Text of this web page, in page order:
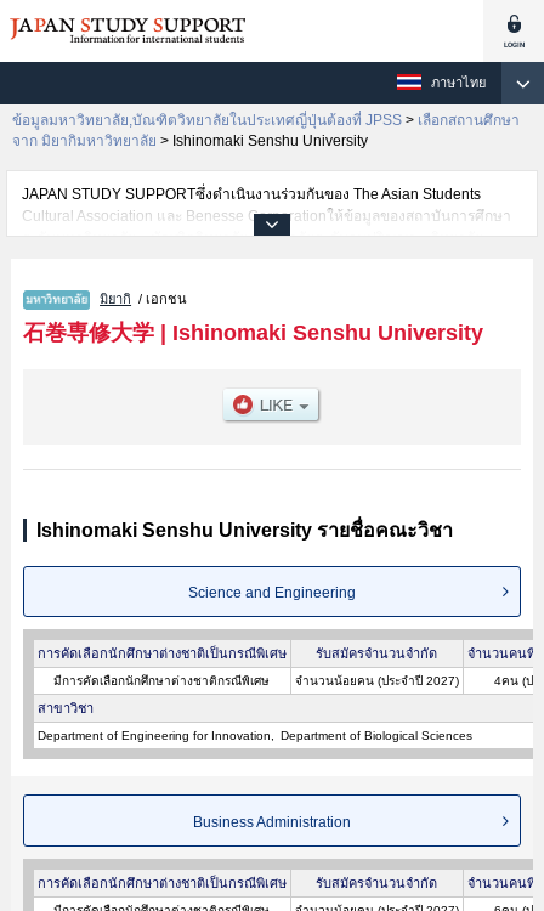
ภาษาไทย
ข้อมูลมหาวิทยาลัย,บัณฑิตวิทยาลัยในประเทศญี่ปุ่นต้องที่ JPSS > เลือกสถานศึกษา
จาก มิยากิมหาวิทยาลัย > Ishinomaki Senshu University
JAPAN STUDY SUPPORTซึ่งดำเนินงานร่วมกันของ The Asian Students
Cultural Association และ Benesse Corporationให้ข้อมูลของสถาบันการศึกษา
ระดับมหาวิทยาลัย・บัณฑิตวิทยาลัย・วิทยาลัยระดับอนุปริญญา・วิทยาลัย
นักศึกษาต่างชาติเช่นข้อมูลของแต่ละคณะ,ข้อมูลการสอบคัดเลือกเข้าศึกษาเช่น
จำนวนคนที่รับสมัครหรือจำนวนคนที่ผ่านการสอบคัดเลือกเป็นต้น,แนะนำสถาน
ที่,การเดินทางเป็นต้นไว้ด้วยดังนั้นขอเชิญใช้บริการค้นหาข้อมูลตามอัธยาศัย
มิยากิ / เอกชน
石巻専修大学| Ishinomaki Senshu University
Ishinomaki Senshu University รายชื่อคณะวิชา
Science and Engineering
การคัดเลือกนักศึกษาต่างชาติเป็นกรณีพิเศษ รับสมัครจำนวนจำกัด จำนวนคนที่
มีการคัดเลือกนักศึกษาต่างชาติกรณีพิเศษ จำนวนน้อยคน (ประจำปี 2027) 4คน (ปร
สาขาวิชา
Department of Engineering for Innovation Department of Biological Sciences
Business Administration
การคัดเลือกนักศึกษาต่างชาติเป็นกรณีพิเศษ รับสมัครจำนวนจำกัด จำนวนคนที่